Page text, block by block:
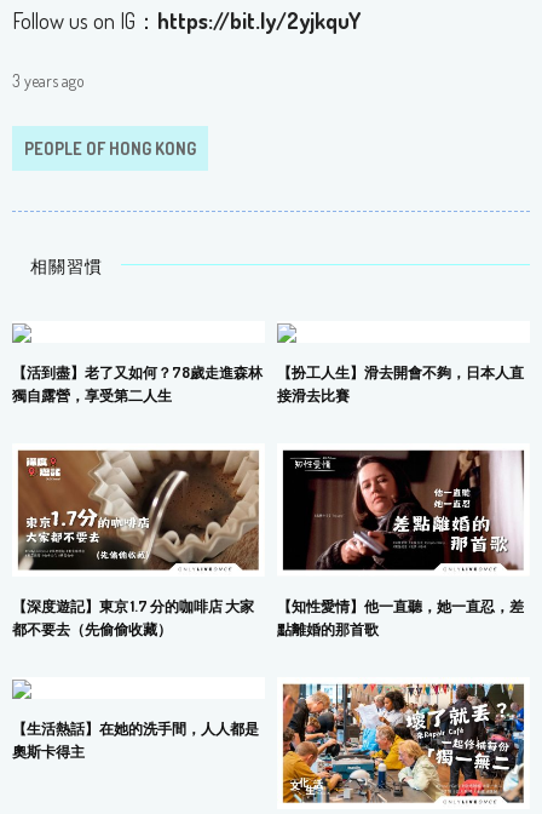
Follow us on IG： https://bit.ly/2yjkquY
3 years ago
PEOPLE OF HONG KONG
相關習慣
【活到盡】老了又如何？78歲走進森林
獨自露營，享受第二人生
【扮工人生】滑去開會不夠，日本人直
接滑去比賽
【深度遊記】東京 1.7 分的咖啡店 大家
都不要去（先偷偷收藏）
【知性愛情】他一直聽，她一直忍，差
點離婚的那首歌
【生活熱話】在她的洗手間，人人都是
奧斯卡得主